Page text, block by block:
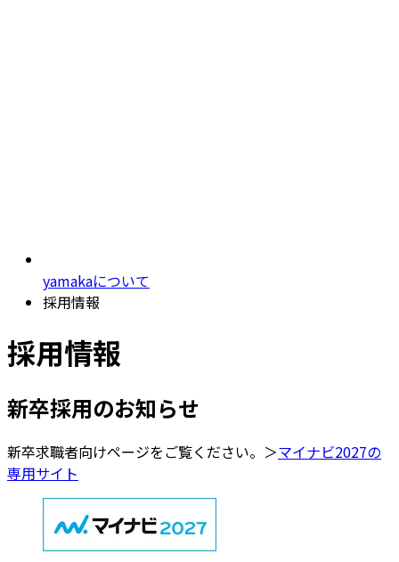
yamakaについて
採用情報
採用情報
新卒採用のお知らせ
新卒求職者向けページをご覧ください。＞マイナビ2027の
専用サイト